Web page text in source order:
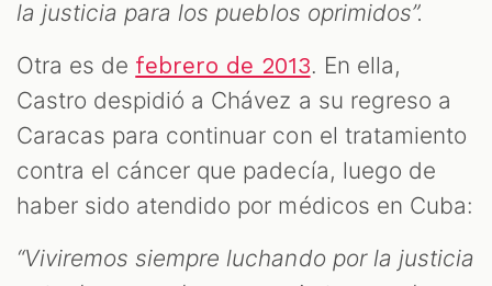
la justicia para los pueblos oprimidos”.
Otra es de febrero de 2013. En ella,
Castro despidió a Chávez a su regreso a
Caracas para continuar con el tratamiento
contra el cáncer que padecía, luego de
haber sido atendido por médicos en Cuba:
“Viviremos siempre luchando por la justicia